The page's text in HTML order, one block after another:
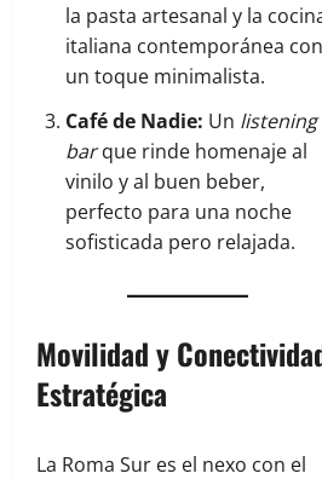
la pasta artesanal y la
italiana contemporánea con
un toque minimalista.
Café de Nadie: Un listening
barque rinde homenaje al
vinilo y al buen beber,
perfecto para una noche
sofisticada pero relajada.
Movilidad y
Estratégica
La Roma Sur es el nexo con el